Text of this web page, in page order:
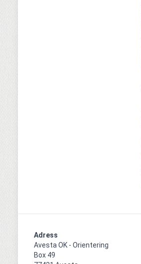
Adress
Avesta OK - Orientering
Box 49